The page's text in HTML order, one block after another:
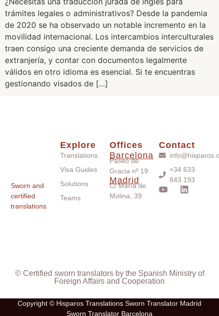
trámites legales o administrativos? Desde la pandemia
de 2020 se ha observado un notable incremento en la
movilidad internacional. Los intercambios interculturales
traen consigo una creciente demanda de servicios de
extranjería, y contar con documentos legalmente
válidos en otro idioma es esencial. Si te encuentras
gestionando visados de […]
Sworn and
certified
translations
Explore
Translations
Visa Guides
Solutions
Teams
Offices
Barcelona
Paseo de
Gracia nº 19
Madrid
C/ María de
Molina, 39
Contact
+34 633
843 193
© Certified sworn translators by the Spanish Ministry of
Foreign Affairs and Cooperation
Copyright © Hisparos Translations Sworn Translator Madrid
Sworn Translator Barcelona